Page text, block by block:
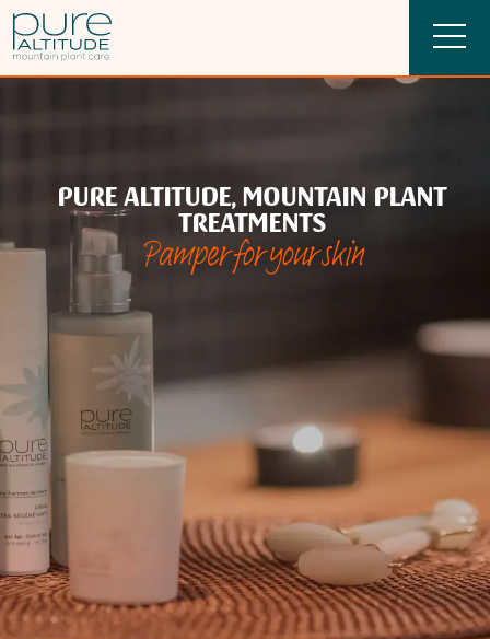
PURE ALTITUDE, MOUNTAIN PLANT
TREATMENTS
Pamper for your skin